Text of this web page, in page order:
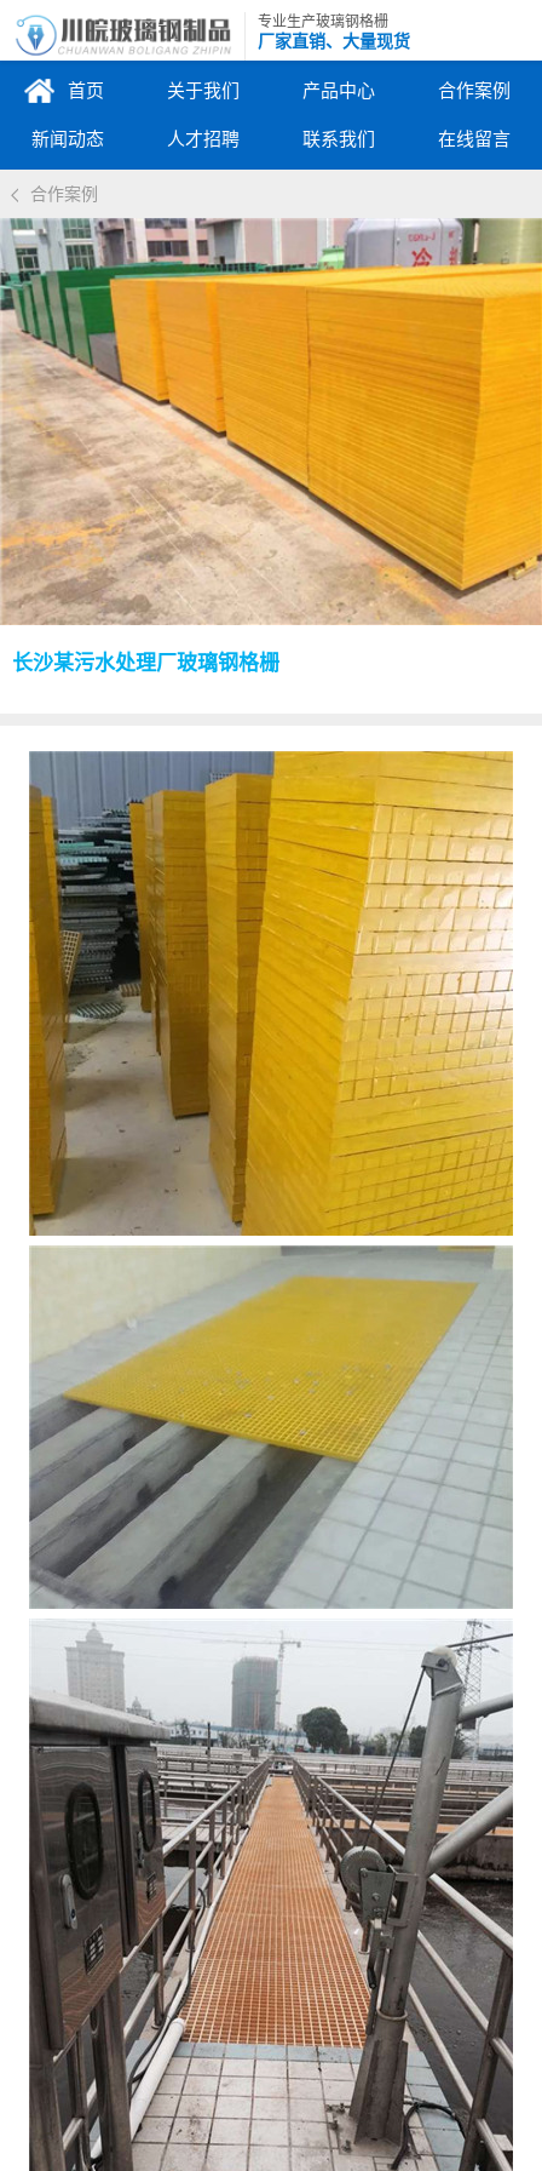
专业生产玻璃钢格栅
厂家直销、大量现货
首页 关于我们 产品中心 合作案例
新闻动态 人才招聘 联系我们 在线留言
合作案例
长沙某污水处理厂玻璃钢格栅